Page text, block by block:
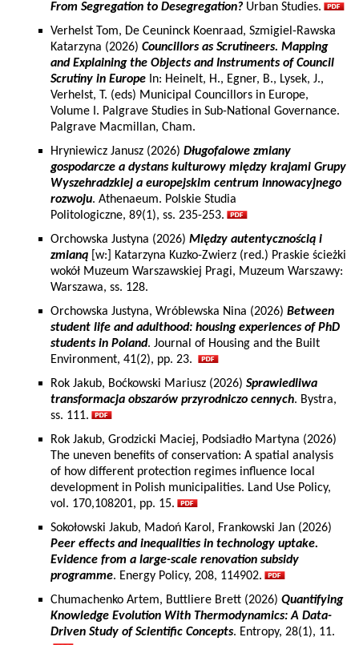
From Segregation to Desegregation? Urban Studies.
Verhelst Tom, De Ceuninck Koenraad, Szmigiel-Rawska
Katarzyna (2026) Councillors as Scrutineers. Mapping
and Explaining the Objects and Instruments of Council
Scrutiny in Europe In: Heinelt, H., Egner, B., Lysek, J.,
Verhelst, T. (eds) Municipal Councillors in Europe,
Volume I. Palgrave Studies in Sub-National Governance.
Palgrave Macmillan, Cham.
Hryniewicz Janusz (2026) Długofalowe zmiany
gospodarcze a dystans kulturowy między krajami Grupy
Wyszehradzkiej a europejskim centrum innowacyjnego
rozwoju. Athenaeum. Polskie Studia
Politologiczne, 89(1), ss. 235-253.
Orchowska Justyna (2026) Między autentycznością i
zmianą [w:] Katarzyna Kuzko-Zwierz (red.) Praskie ścieżki
wokół Muzeum Warszawskiej Pragi, Muzeum Warszawy:
Warszawa, ss. 128.
Orchowska Justyna, Wróblewska Nina (2026) Between
student life and adulthood: housing experiences of PhD
students in Poland. Journal of Housing and the Built
Environment, 41(2), pp. 23.
Rok Jakub, Boćkowski Mariusz (2026) Sprawiedliwa
transformacja obszarów przyrodniczo cennych. Bystra,
ss. 111.
Rok Jakub, Grodzicki Maciej, Podsiadło Martyna (2026)
The uneven benefits of conservation: A spatial analysis
of how different protection regimes influence local
development in Polish municipalities. Land Use Policy,
vol. 170,108201, pp. 15.
Sokołowski Jakub, Madoń Karol, Frankowski Jan (2026)
Peer effects and inequalities in technology uptake.
Evidence from a large-scale renovation subsidy
programme. Energy Policy, 208, 114902.
Chumachenko Artem, Buttliere Brett (2026) Quantifying
Knowledge Evolution With Thermodynamics: A Data-
Driven Study of Scientific Concepts. Entropy, 28(1), 11.